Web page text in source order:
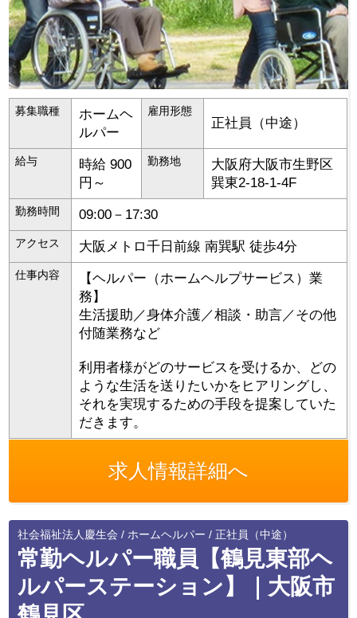
募集職種
ホームヘ
ルパー
雇用形態
正社員（中途）
給与
時給 900
円～
勤務地 大阪府大阪市生野区
巽東2-18-1-4F
勤務時間 09:00－17:30
アクセス 大阪メトロ千日前線 南巽駅 徒歩4分
仕事内容
【ヘルパー（ホームヘルプサービス）業
務】
生活援助／身体介護／相談・助言／その他
付随業務など
利用者様がどのサービスを受けるか、どの
ような生活を送りたいかをヒアリングし、
それを実現するための手段を提案していた
だきます。
求人情報詳細へ
社会福祉法人慶生会 / ホームヘルパー / 正社員（中途）
常勤ヘルパー職員【鶴見東部ヘ
ルパーステーション】｜大阪市